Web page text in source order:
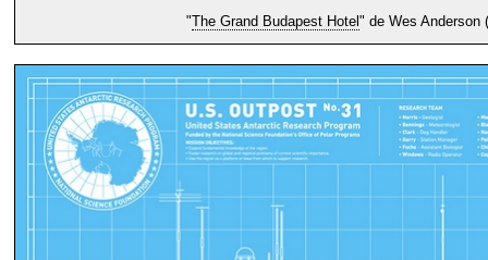
"The Grand Budapest Hotel " de Wes Anderson